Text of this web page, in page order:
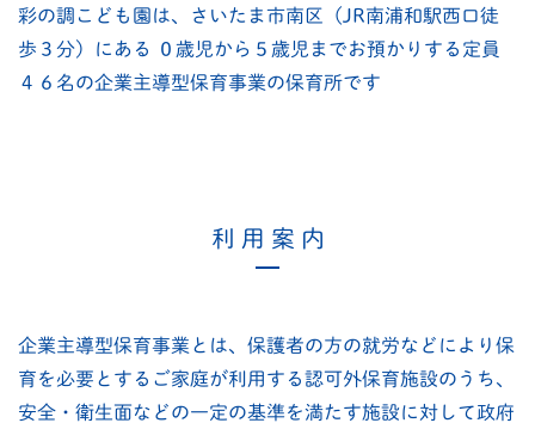
彩の調こども園は、さいたま市南区（JR南浦和駅西口徒
歩３分）にある
０歳児から５歳児までお預かりする定員
４６名の企業主導型保育事業の保育所です
利 用 案 内
企業主導型保育事業とは、保護者の方の就労などにより保
育を必要とするご家庭が利用する認可外保育施設のうち、
安全・衛生面などの一定の基準を満たす施設に対して政府